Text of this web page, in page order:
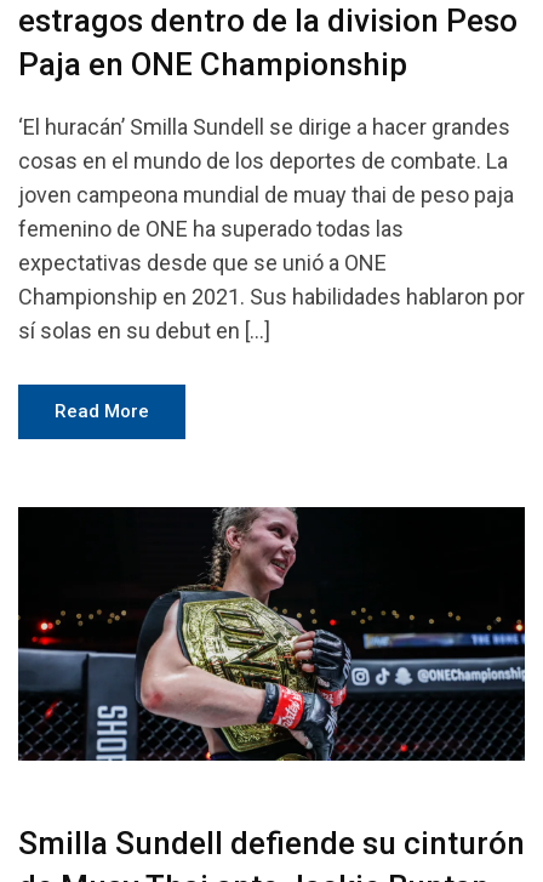
estragos dentro de la division Peso
Paja en ONE Championship
‘El huracán’ Smilla Sundell se dirige a hacer grandes
cosas en el mundo de los deportes de combate. La
joven campeona mundial de muay thai de peso paja
femenino de ONE ha superado todas las
expectativas desde que se unió a ONE
Championship en 2021. Sus habilidades hablaron por
sí solas en su debut en […]
Read More
Smilla Sundell defiende su cinturón